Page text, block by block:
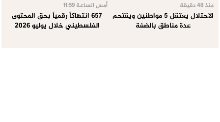
منذ 48 دقيقة
الاحتلال يعتقل 5 مواطنين ويقتحم
عدة مناطق بالضفة
أمس الساعة 11:59
657 انتهاكاً رقمياً بحق المحتوى
الفلسطيني خلال يوليو 2026